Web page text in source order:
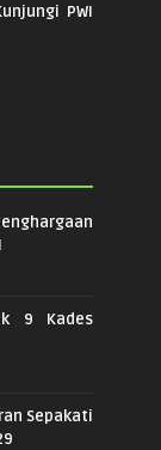
PWI
9 Kades
Sepakati